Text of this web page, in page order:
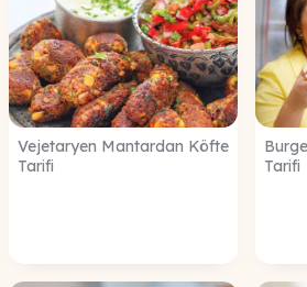
Vejetaryen Mantardan Köfte
Tarifi
Tarifi